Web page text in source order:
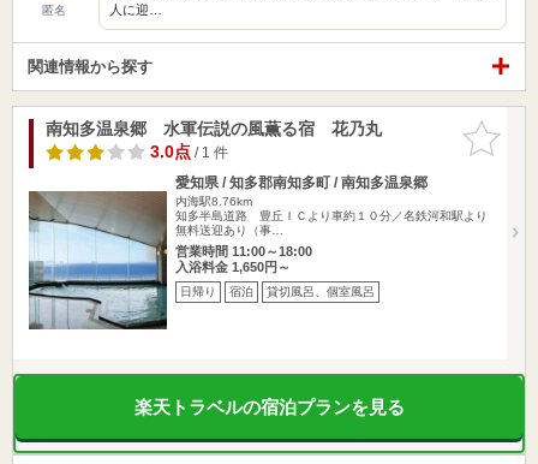
匿名
人に迎…
関連情報から探す
お気に入
りに追加
南知多温泉郷 水軍伝説の風薫る宿 花乃丸
3.0点/ 1 件
愛知県 / 知多郡南知多町 / 南知多温泉郷
内海駅8.76km
知多半島道路 豊丘ＩＣより車約１０分／名鉄河和駅より
無料送迎あり（事…
営業時間 11:00～18:00
入浴料金 1,650円～
日帰り 宿泊 貸切風呂、個室風呂
楽天トラベルの宿泊プランを見る